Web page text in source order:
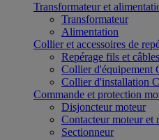
Transformateur et
Transformateur
Alimentation
Collier et accessoires de
Repérage fils et câbles
Collier d'équipement
Collier d'installation
Commande et protection
Disjoncteur moteur
Contacteur moteur et
Sectionneur